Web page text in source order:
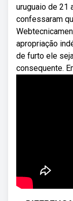
uruguaio de 21
confessaram
apropriação
de furto ele
consequente.